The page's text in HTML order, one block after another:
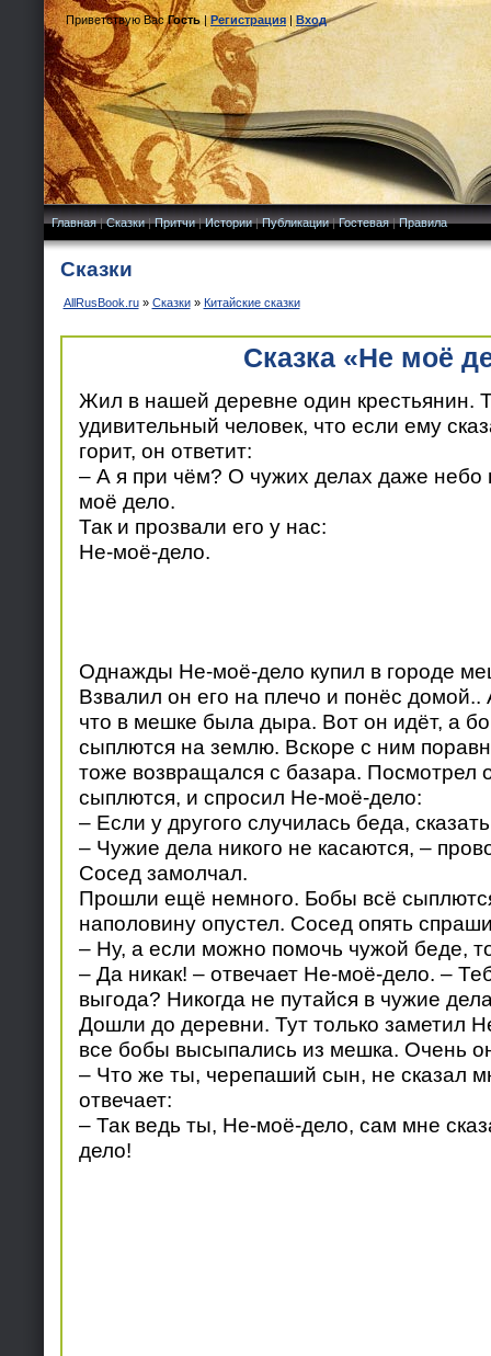
Приветствую Вас Гость|Регистрация|Вход
Главная|Сказки|Притчи|Истории|Публикации|Гостевая|Правила
Сказки
AllRusBook.ru» Сказки» Китайские сказки
Сказка «Не моё
Жил в нашей деревне один крестьянин.
удивительный человек, что если ему
горит, он ответит:
– А я при чём? О чужих делах даже небо
моё дело.
Так и прозвали его у нас:
Не-моё-дело.
Однажды Не-моё-дело купил в городе
Взвалил он его на плечо и понёс домой..
что в мешке была дыра. Вот он идёт, а
сыплются на землю. Вскоре с ним
тоже возвращался с базара. Посмотрел
сыплются, и спросил Не-моё-дело:
– Если у другого случилась беда,
– Чужие дела никого не касаются, –
Сосед замолчал.
Прошли ещё немного. Бобы всё
наполовину опустел. Сосед опять
– Ну, а если можно помочь чужой беде,
– Да никак! – отвечает Не-моё-дело. –
выгода? Никогда не путайся в чужие
Дошли до деревни. Тут только заметил
все бобы высыпались из мешка. Очень
– Что же ты, черепаший сын, не сказал
отвечает:
– Так ведь ты, Не-моё-дело, сам мне
дело!